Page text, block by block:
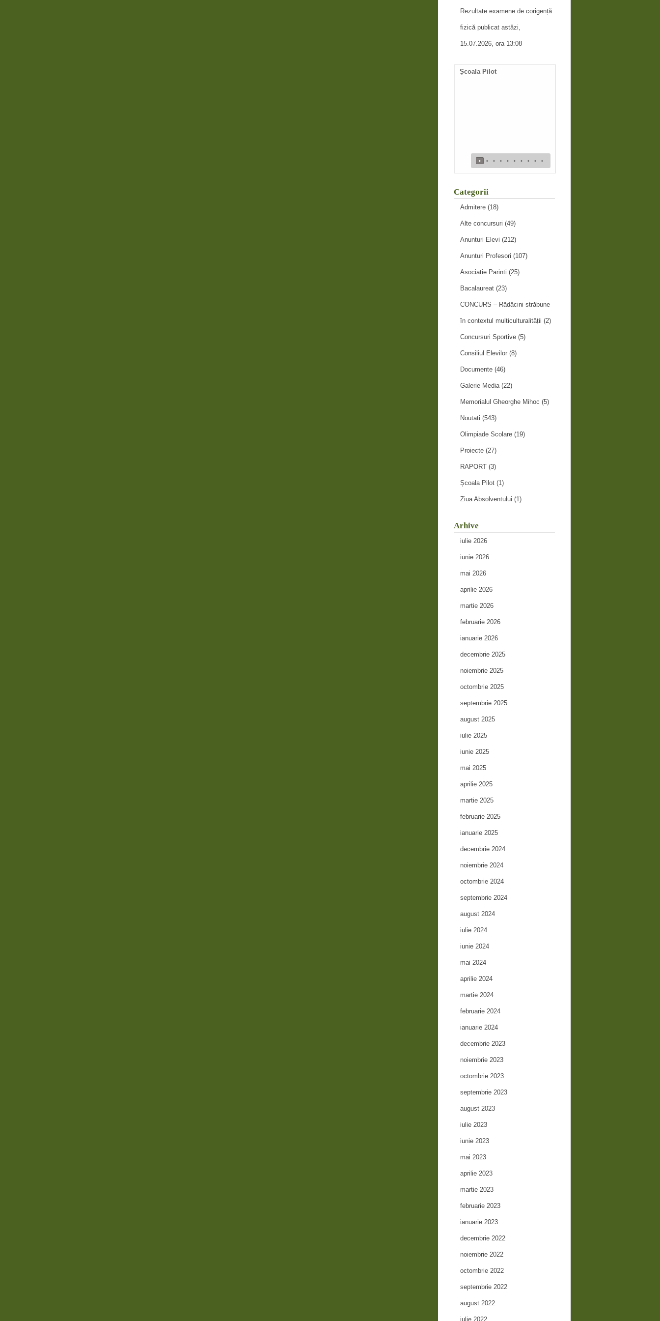
Rezultate examene de corigență
fizică publicat astăzi,
15.07.2026, ora 13:08
Școala Pilot
• • • • • • • • • •
Categorii
Admitere (18)
Alte concursuri (49)
Anunturi Elevi (212)
Anunturi Profesori (107)
Asociatie Parinti (25)
Bacalaureat (23)
CONCURS – Rădăcini străbune
în contextul multiculturalității (2)
Concursuri Sportive (5)
Consiliul Elevilor (8)
Documente (46)
Galerie Media (22)
Memorialul Gheorghe Mihoc (5)
Noutati (543)
Olimpiade Scolare (19)
Proiecte (27)
RAPORT (3)
Școala Pilot (1)
Ziua Absolventului (1)
Arhive
iulie 2026
iunie 2026
mai 2026
aprilie 2026
martie 2026
februarie 2026
ianuarie 2026
decembrie 2025
noiembrie 2025
octombrie 2025
septembrie 2025
august 2025
iulie 2025
iunie 2025
mai 2025
aprilie 2025
martie 2025
februarie 2025
ianuarie 2025
decembrie 2024
noiembrie 2024
octombrie 2024
septembrie 2024
august 2024
iulie 2024
iunie 2024
mai 2024
aprilie 2024
martie 2024
februarie 2024
ianuarie 2024
decembrie 2023
noiembrie 2023
octombrie 2023
septembrie 2023
august 2023
iulie 2023
iunie 2023
mai 2023
aprilie 2023
martie 2023
februarie 2023
ianuarie 2023
decembrie 2022
noiembrie 2022
octombrie 2022
septembrie 2022
august 2022
iulie 2022